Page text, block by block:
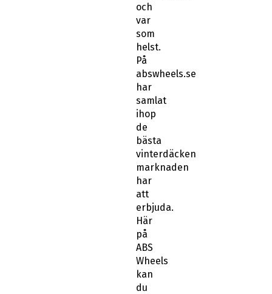
och
var
som
helst.
På
abswheels.se
har
samlat
ihop
de
bästa
vinterdäcken
marknaden
har
att
erbjuda.
Här
på
ABS
Wheels
kan
du